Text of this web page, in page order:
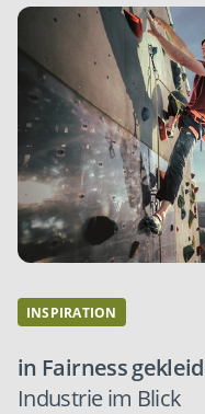
INSPIRATION
in Fairness
Industrie im Blick